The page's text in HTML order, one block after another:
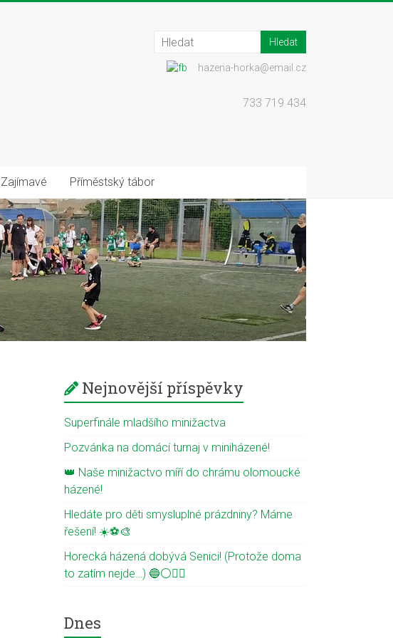
hazena-horka@email.cz
733 719 434
Zajímavé Příměstský tábor
Nejnovější příspěvky
Superfinále mladšího minižactva
Pozvánka na domácí turnaj v miniházené!
👑 Naše minižactvo míří do chrámu olomoucké
házené!
Hledáte pro děti smysluplné prázdniny? Máme
řešení! ☀️⚽🎨
Horecká házená dobývá Senici! (Protože doma
to zatím nejde…) 🔵⚪🤾‍♂️
Dnes